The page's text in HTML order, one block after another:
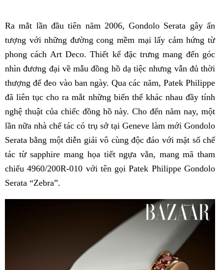
Ra mắt lần đầu tiên năm 2006, Gondolo Serata gây ấn
tượng với những đường cong mềm mại lấy cảm hứng từ
phong cách Art Deco. Thiết kế đặc trưng mang đến góc
nhìn đương đại về mẫu đồng hồ dạ tiệc nhưng vẫn đủ thời
thượng để đeo vào ban ngày. Qua các năm, Patek Philippe
đã liên tục cho ra mắt những biến thể khác nhau đầy tính
nghệ thuật của chiếc đồng hồ này. Cho đến năm nay, một
lần nữa nhà chế tác có trụ sở tại Geneve làm mới Gondolo
Serata bằng một diễn giải vô cùng độc đáo với mặt số chế
tác từ sapphire mang họa tiết ngựa vằn, mang mã tham
chiếu 4960/200R-010 với tên gọi Patek Philippe Gondolo
Serata “Zebra”.